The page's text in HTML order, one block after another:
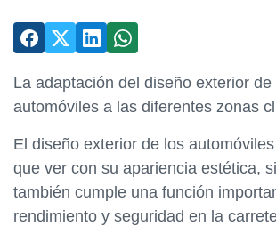
La adaptación del diseño exterior de
automóviles a las diferentes zonas
El diseño exterior de los
que ver con su apariencia estética,
también cumple una función
rendimiento y seguridad en la